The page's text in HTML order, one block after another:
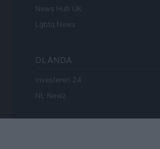
News Hub UK
Lgbtq News
OLANDA
Investeren 24
NL Newz